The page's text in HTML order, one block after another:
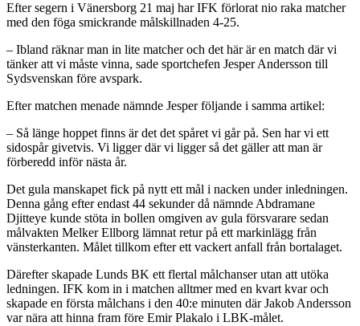
Efter segern i Vänersborg 21 maj har IFK förlorat nio raka matcher
med den föga smickrande målskillnaden 4-25.
– Ibland räknar man in lite matcher och det här är en match där vi
tänker att vi måste vinna, sade sportchefen Jesper Andersson till
Sydsvenskan före avspark.
Efter matchen menade nämnde Jesper följande i samma artikel:
– Så länge hoppet finns är det det spåret vi går på. Sen har vi ett
sidospår givetvis. Vi ligger där vi ligger så det gäller att man är
förberedd inför nästa år.
Det gula manskapet fick på nytt ett mål i nacken under inledningen.
Denna gång efter endast 44 sekunder då nämnde Abdramane
Djitteye kunde stöta in bollen omgiven av gula försvarare sedan
målvakten Melker Ellborg lämnat retur på ett markinlägg från
vänsterkanten. Målet tillkom efter ett vackert anfall från bortalaget.
Därefter skapade Lunds BK ett flertal målchanser utan att utöka
ledningen. IFK kom in i matchen alltmer med en kvart kvar och
skapade en första målchans i den 40:e minuten där Jakob Andersson
var nära att hinna fram före Emir Plakalo i LBK-målet.